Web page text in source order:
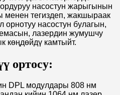
насостун жарыгынын
тегиздеп, жакшыраак
орнотуу насостун булагын,
лазердин жумушчу
көңдөйдү камтыйт.
ортосу:
DPL модулдары 808 нм